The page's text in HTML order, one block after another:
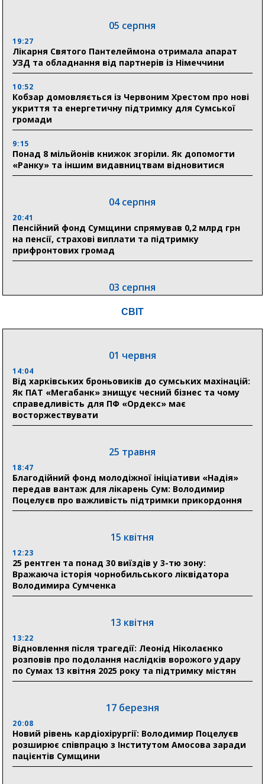
05 серпня
19:27
Лікарня Святого Пантелеймона отримала апарат
УЗД та обладнання від партнерів із Німеччини
10:52
Кобзар домовляється із Червоним Хрестом про нові
укриття та енергетичну підтримку для Сумської
громади
9:15
Понад 8 мільйонів книжок згоріли. Як допомогти
«Ранку» та іншим видавництвам відновитися
04 серпня
20:41
Пенсійний фонд Сумщини спрямував 0,2 млрд грн
на пенсії, страхові виплати та підтримку
прифронтових громад
03 серпня
Романько розширює програму відпочинку дітей із
Ніколаєнко: у Сумах погодили 115 компенсацій на
відновлення житла майже на 6,6 млн грн
Сумщини пояснив, як отримати допомогу на зиму
17:52
«Укрексімбанк» припиняє виплату пенсій: у
Пенсійному фонді Сумщини пояснили, що робити
людям
відзнаки «Почесного громадянина міста Суми»
30 липня
Сумська клінічна лікарня Святого Пантелеймона
18:33
Олексій Романько долучився до обговорення Плану
стійкості Сумщини з Прем’єр-міністром
Місто посилює міжнародну співпрацю: Суми
отримали 12 потужних станцій для Пунктів обігріву
СВІТ
01 червня
14:04
Від харківських броньовиків до сумських махінацій:
Як ПАТ «Мегабанк» знищує чесний бізнес та чому
справедливість для ПФ «Ордекс» має
восторжествувати
25 травня
18:47
Благодійний фонд молодіжної ініціативи «Надія»
передав вантаж для лікарень Сум: Володимир
Поцелуєв про важливість підтримки прикордоння
15 квітня
12:23
25 рентген та понад 30 виїздів у 3-тю зону:
Вражаюча історія чорнобильського ліквідатора
Володимира Сумченка
13 квітня
13:22
Відновлення після трагедії: Леонід Ніколаєнко
розповів про подолання наслідків ворожого удару
по Сумах 13 квітня 2025 року та підтримку містян
17 березня
20:08
Новий рівень кардіохірургії: Володимир Поцелуєв
розширює співпрацю з Інститутом Амосова заради
пацієнтів Сумщини